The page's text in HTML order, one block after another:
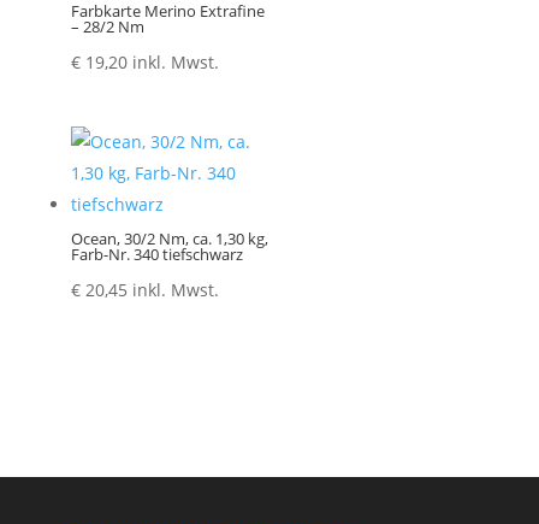
Farbkarte Merino Extrafine
– 28/2 Nm
€19,20 inkl. Mwst.
Ocean, 30/2 Nm, ca. 1,30 kg,
Farb-Nr. 340 tiefschwarz
€20,45 inkl. Mwst.